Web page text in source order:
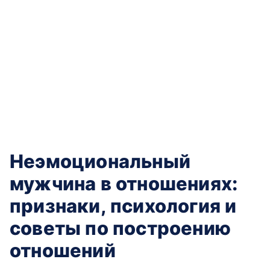
Неэмоциональный
мужчина в отношениях:
признаки, психология и
советы по построению
отношений